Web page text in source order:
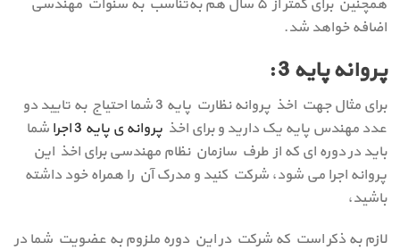
همچنین برای کمتر از ۵ سال هم به‌تناسب به سنوات مهندسی
اضافه خواهد شد.
پروانه پایه 3 :
برای مثال جهت اخذ پروانه نظارت پایه 3 شما احتیاج به تایید دو
عدد مهندس پایه یک دارید و برای اخذ پروانه ی پایه 3 اجرا
شما
باید در دوره ای که از طرف سازمان نظام مهندسی برای اخذ این
پروانه اجرا می شود، شرکت کنید و مدرک آن را همراه خود داشته
باشید،
لازم به ذکر است که شرکت در این دوره ملزوم به عضویت شما در